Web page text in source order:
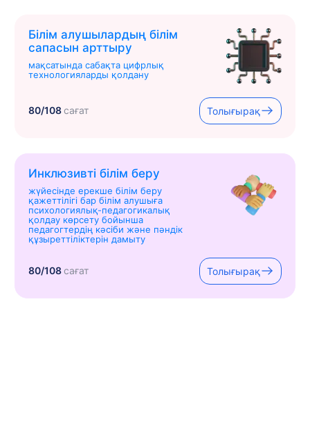
Білім алушылардың білім
сапасын арттыру
мақсатында сабақта цифрлық
технологияларды қолдану
80/108сағат Толығырақ
Инклюзивті білім беру
жүйесінде ерекше білім беру
қажеттілігі бар білім алушыға
психологиялық-педагогикалық
қолдау көрсету бойынша
педагогтердің кәсіби және пәндік
құзыреттіліктерін дамыту
80/108сағат Толығырақ